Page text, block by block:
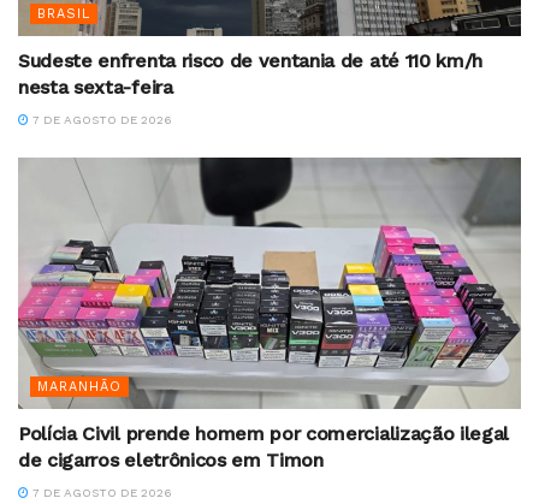
BRASIL
Sudeste enfrenta risco de ventania de até 110 km/h
nesta sexta-feira
7 DE AGOSTO DE 2026
MARANHÃO
Polícia Civil prende homem por comercialização ilegal
de cigarros eletrônicos em Timon
7 DE AGOSTO DE 2026